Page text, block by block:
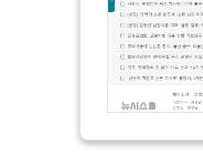
6시간 전
6시간 전
속보